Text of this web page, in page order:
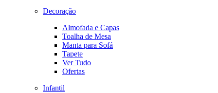
Decoração
Almofada e Capas
Toalha de Mesa
Manta para Sofá
Tapete
Ver Tudo
Ofertas
Infantil